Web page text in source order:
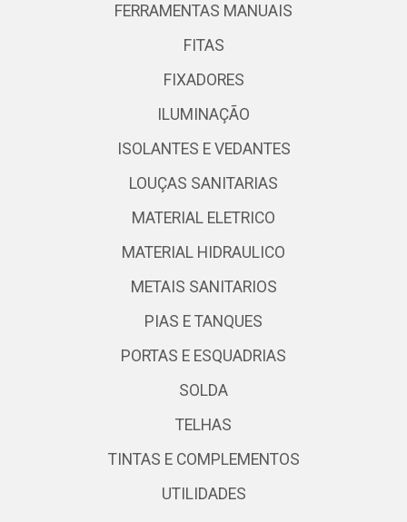
FERRAMENTAS MANUAIS
FITAS
FIXADORES
ILUMINAÇÃO
ISOLANTES E VEDANTES
LOUÇAS SANITARIAS
MATERIAL ELETRICO
MATERIAL HIDRAULICO
METAIS SANITARIOS
PIAS E TANQUES
PORTAS E ESQUADRIAS
SOLDA
TELHAS
TINTAS E COMPLEMENTOS
UTILIDADES